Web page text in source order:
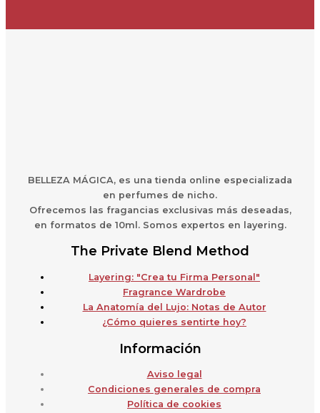
BELLEZA MÁGICA, es una tienda online especializada
en perfumes de nicho.
Ofrecemos las fragancias exclusivas más deseadas,
en formatos de 10ml. Somos expertos en layering.
The Private Blend Method
Layering: "Crea tu Firma Personal"
Fragrance Wardrobe
La Anatomía del Lujo: Notas de Autor
¿Cómo quieres sentirte hoy?
Información
Aviso legal
Condiciones generales de compra
Política de cookies